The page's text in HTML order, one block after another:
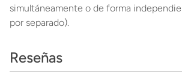
simultáneamente o de forma
por separado).
Reseñas